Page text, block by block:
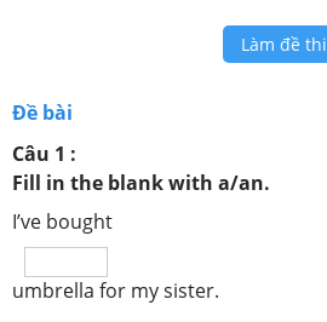
Làm đề thi
Đề bài
Câu 1 :
Fill in the blank with a/an.
I’ve bought
umbrella for my sister.